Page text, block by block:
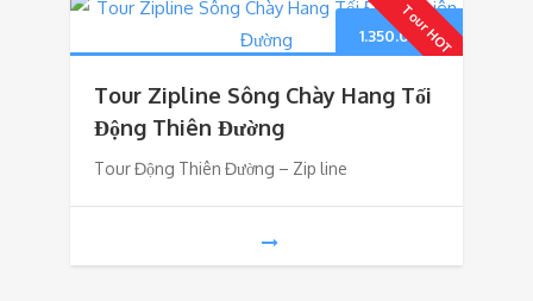
Tour HOT
1.350.000₫
Tour Zipline Sông Chày Hang Tối
Động Thiên Đường
Tour Động Thiên Đường – Zip line